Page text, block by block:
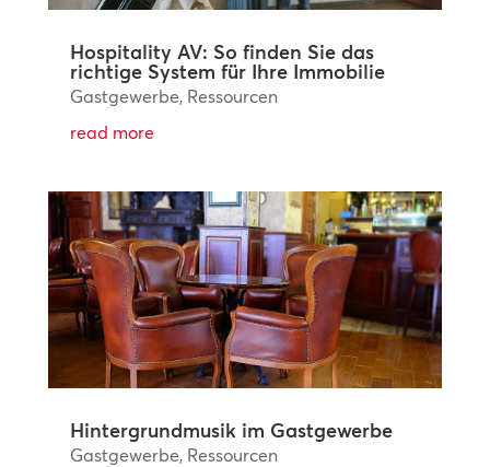
Hospitality AV: So finden Sie das
richtige System für Ihre Immobilie
Gastgewerbe, Ressourcen
read more
Hintergrundmusik im Gastgewerbe
Gastgewerbe, Ressourcen